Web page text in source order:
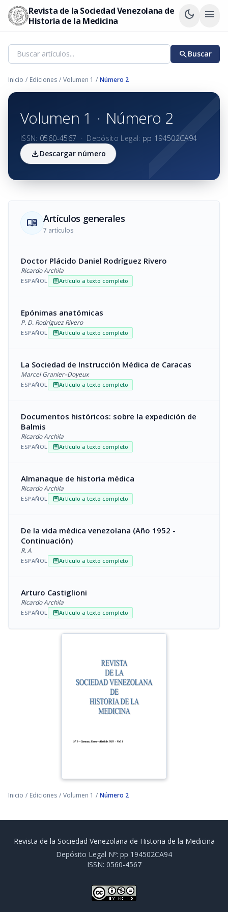
Revista de la Sociedad Venezolana de
Historia de la Medicina
dark_mode menu
searchBuscar
Inicio / Ediciones / Volumen 1 / Número 2
Volumen 1 · Número 2
ISSN: 0560-4567 · Depósito Legal: pp 194502CA94
downloadDescargar número
menu_book Artículos generales
7 artículos
Doctor Plácido Daniel Rodríguez Rivero
Ricardo Archila
ESPAÑOL articleArtículo a texto completo
Epónimas anatómicas
P. D. Rodríguez Rivero
ESPAÑOL articleArtículo a texto completo
La Sociedad de Instrucción Médica de Caracas
Marcel Granier–Doyeux
ESPAÑOL articleArtículo a texto completo
Documentos históricos: sobre la expedición de
Balmis
Ricardo Archila
ESPAÑOL articleArtículo a texto completo
Almanaque de historia médica
Ricardo Archila
ESPAÑOL articleArtículo a texto completo
De la vida médica venezolana (Año 1952 -
Continuación)
R. A
ESPAÑOL articleArtículo a texto completo
Arturo Castiglioni
Ricardo Archila
ESPAÑOL articleArtículo a texto completo
Inicio / Ediciones / Volumen 1 / Número 2
Revista de la Sociedad Venezolana de Historia de la Medicina
Depósito Legal Nº: pp 194502CA94
ISSN: 0560-4567